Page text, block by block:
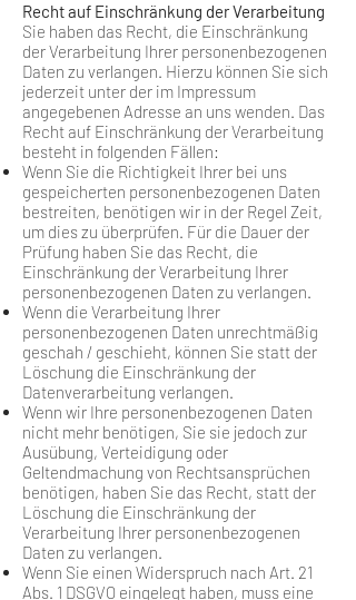
Recht auf Einschränkung der Verarbeitung
Sie haben das Recht, die Einschränkung
der Verarbeitung Ihrer personenbezogenen
Daten zu verlangen. Hierzu können Sie sich
jederzeit unter der im Impressum
angegebenen Adresse an uns wenden. Das
Recht auf Einschränkung der Verarbeitung
besteht in folgenden Fällen:
Wenn Sie die Richtigkeit Ihrer bei uns
gespeicherten personenbezogenen Daten
bestreiten, benötigen wir in der Regel Zeit,
um dies zu überprüfen. Für die Dauer der
Prüfung haben Sie das Recht, die
Einschränkung der Verarbeitung Ihrer
personenbezogenen Daten zu verlangen.
Wenn die Verarbeitung Ihrer
personenbezogenen Daten unrechtmäßig
geschah / geschieht, können Sie statt der
Löschung die Einschränkung der
Datenverarbeitung verlangen.
Wenn wir Ihre personenbezogenen Daten
nicht mehr benötigen, Sie sie jedoch zur
Ausübung, Verteidigung oder
Geltendmachung von Rechtsansprüchen
benötigen, haben Sie das Recht, statt der
Löschung die Einschränkung der
Verarbeitung Ihrer personenbezogenen
Daten zu verlangen.
Wenn Sie einen Widerspruch nach Art. 21
Abs. 1 DSGVO eingelegt haben, muss eine